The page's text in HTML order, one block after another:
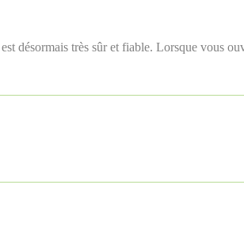
désormais très sûr et fiable. Lorsque vous